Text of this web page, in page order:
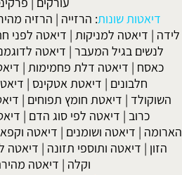
דיאטות שונות: הרזייה | הרזיה
לידה | דיאטה למניקות | דיאטה לפני
לנשים בגיל המעבר | דיאטה
כאסח | דיאטה דלת פחמימות |
חלבונים | דיאטת אטקינס |
השוקולד | דיאטת חומץ תפוחים |
כרוב | דיאטה לפי סוג הדם |
הארומה | דיאטה ושומנים | דיאטה
הזון | דיאטה ותוספי תזונה | דיאטה
וקלה | דיאטה